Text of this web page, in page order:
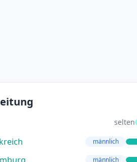
selten
männlich
männlich